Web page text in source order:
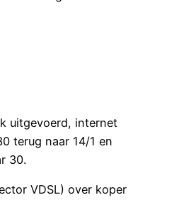
uitgevoerd, internet
terug naar 14/1 en
30.
VDSL) over koper